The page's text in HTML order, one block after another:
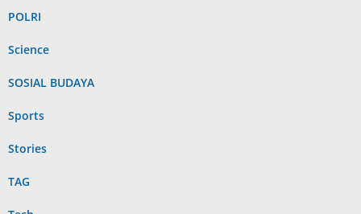
POLRI
Science
SOSIAL BUDAYA
Sports
Stories
TAG